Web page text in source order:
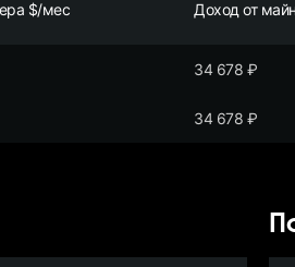
$/мес Доход от
34 678 ₽
34 678 ₽